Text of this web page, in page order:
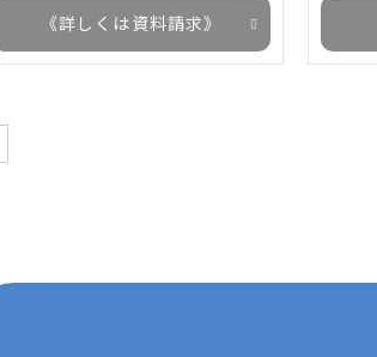
《詳しくは資料請求》